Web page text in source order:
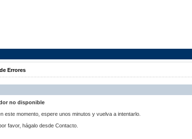
Errores
no disponible
este momento, espere unos minutos y vuelva a intentarlo.
favor, hágalo desde Contacto.